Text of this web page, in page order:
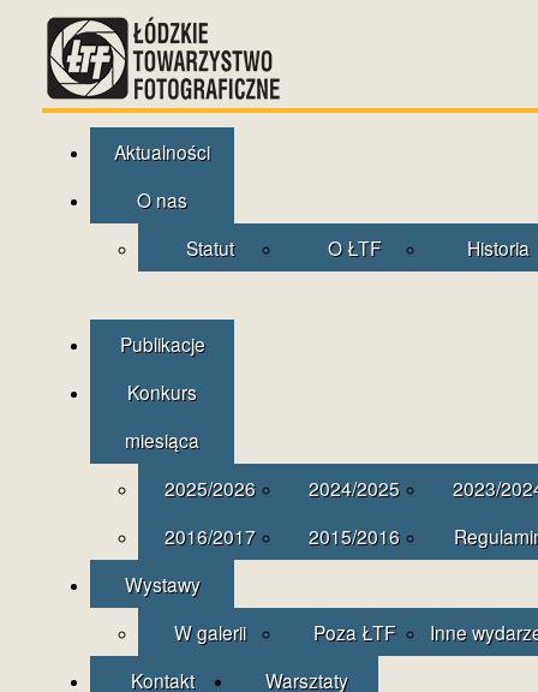
Aktualności
O nas
Statut
O ŁTF Historia
Publikacje
Konkurs
miesiąca
2025/2026
2024/2025
2023/
2016/2017
2015/2016
Wystawy
W galerii
Poza ŁTF
Inne
Kontakt
Warsztaty